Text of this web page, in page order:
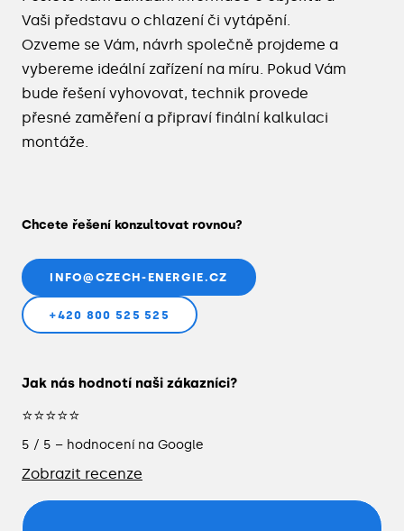
Vaši představu o chlazení či vytápění.
Ozveme se Vám, návrh společně projdeme a
vybereme ideální zařízení na míru. Pokud Vám
bude řešení vyhovovat, technik provede
přesné zaměření a připraví finální kalkulaci
montáže.
Chcete řešení konzultovat rovnou?
INFO@CZECH-ENERGIE.CZ
+420 800 525 525
Jak nás hodnotí naši zákazníci?
⭐⭐⭐⭐⭐
5 / 5 – hodnocení na Google
Zobrazit recenze